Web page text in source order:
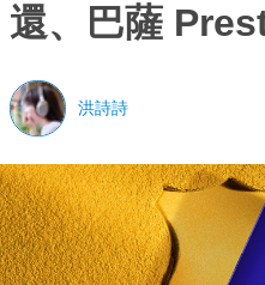
還、巴薩
洪詩詩